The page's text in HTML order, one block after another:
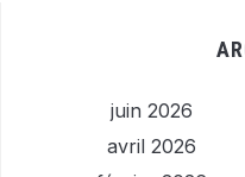
juin 2026
avril 2026